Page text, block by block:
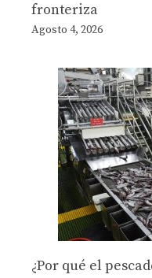
fronteriza
Agosto 4, 2026
¿Por qué el